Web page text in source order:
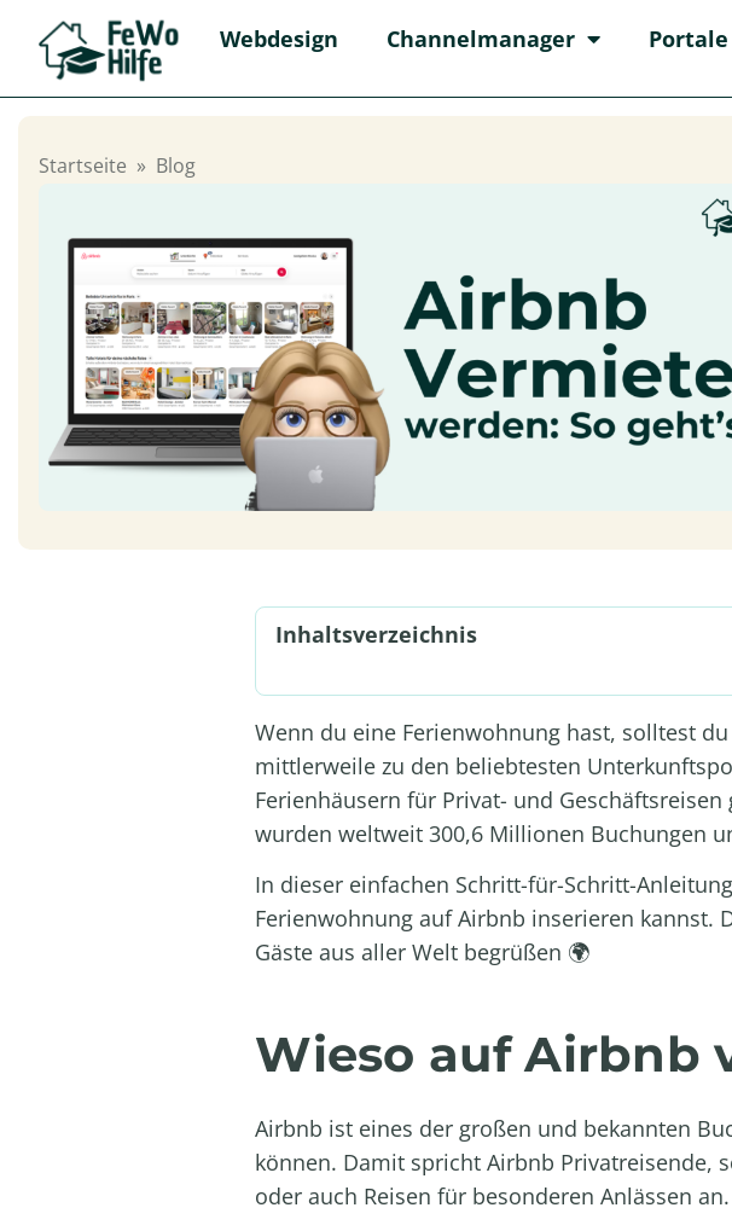
Webdesign Channelmanager Portale
Startseite » Blog
Inhaltsverzeichnis
Wenn du eine Ferienwohnung hast, solltest
mittlerweile zu den beliebtesten
Ferienhäusern für Privat- und
wurden weltweit 300,6 Millionen Buchungen
In dieser einfachen Schritt-für-Schritt-
Ferienwohnung auf Airbnb inserieren kannst.
Gäste aus aller Welt begrüßen 🌍
Wieso auf Airbnb
Airbnb ist eines der großen und bekannten
können. Damit spricht Airbnb Privatreisende,
oder auch Reisen für besonderen Anlässen an.